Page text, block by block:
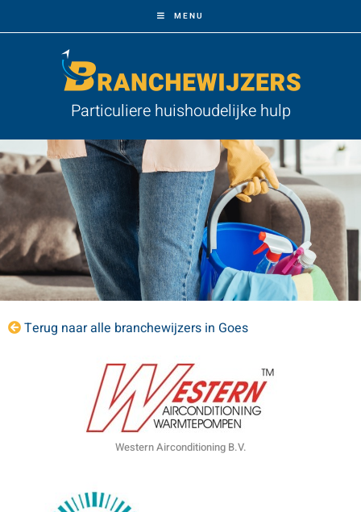
MENU
Particuliere huishoudelijke hulp
Terug naar alle branchewijzers in Goes
Western Airconditioning B.V.